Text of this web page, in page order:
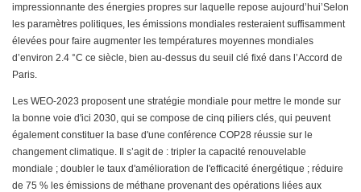
impressionnante des énergies propres sur laquelle repose aujourd’hui’Selon
les paramètres politiques, les émissions mondiales resteraient suffisamment
élevées pour faire augmenter les températures moyennes mondiales
d’environ 2.4 °C ce siècle, bien au-dessus du seuil clé fixé dans l’Accord de
Paris.
Les WEO-2023 proposent une stratégie mondiale pour mettre le monde sur
la bonne voie d'ici 2030, qui se compose de cinq piliers clés, qui peuvent
également constituer la base d'une conférence COP28 réussie sur le
changement climatique. Il s’agit de : tripler la capacité renouvelable
mondiale ; doubler le taux d'amélioration de l'efficacité énergétique ; réduire
de 75 % les émissions de méthane provenant des opérations liées aux